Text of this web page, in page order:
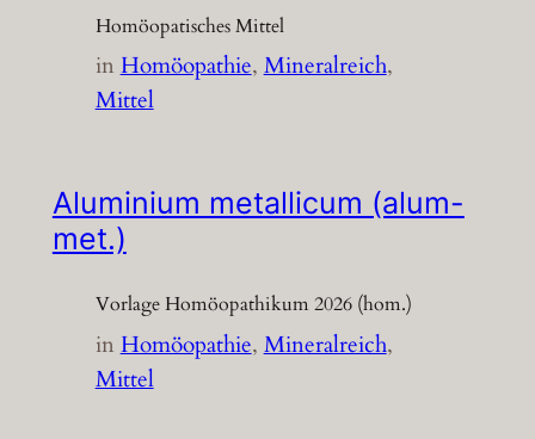
Homöopatisches Mittel
inHomöopathie, Mineralreich
Mittel
Aluminium metallicum (alum-
met.)
Vorlage Homöopathikum 2026 (hom.)
inHomöopathie, Mineralreich
Mittel